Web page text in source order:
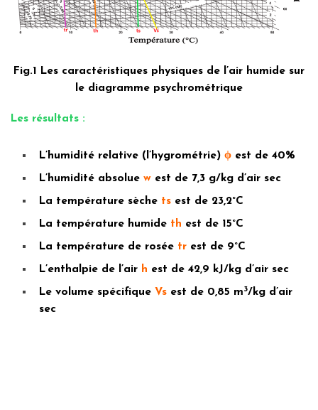
Fig.1 Les caractéristiques physiques de l’air humide sur
le diagramme psychrométrique
Les résultats :
L’humidité relative (l’hygrométrie) ϕ est de 40%
L’humidité absolue w est de 7,3 g/kg d’air sec
La température sèche ts est de 23,2°C
La température humide th est de 15°C
La température de rosée tr est de 9°C
L’enthalpie de l’air h est de 42,9 kJ/kg d’air sec
Le volume spécifique Vs est de 0,85 m3/kg d’air
sec